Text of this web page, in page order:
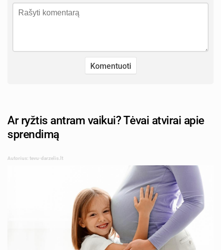
Ar ryžtis antram vaikui? Tėvai atvirai apie
sprendimą
Autorius: tevu-darzelis.lt